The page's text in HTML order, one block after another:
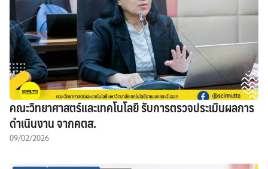
คณะวิทยาศาสตร์และเทคโนโลยี รับการตรวจประเมินผลการ
ดำเนินงาน จากคตส.
09/02/2026